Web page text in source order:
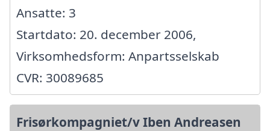
Ansatte: 3
Startdato: 20. december 2006,
Virksomhedsform: Anpartsselskab
CVR: 30089685
Frisørkompagniet/v Iben Andreasen